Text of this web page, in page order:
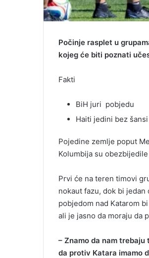
Počinje rasplet u
kojeg će biti poznati
Fakti
BiH juri pobjedu
Haiti jedini bez
Pojedine zemlje poput
Kolumbija su
Prvi će na teren timovi
nokaut fazu, dok bi
pobjedom nad Katarom
ali je jasno da moraju da
– Znamo da nam
da protiv Katara imamo